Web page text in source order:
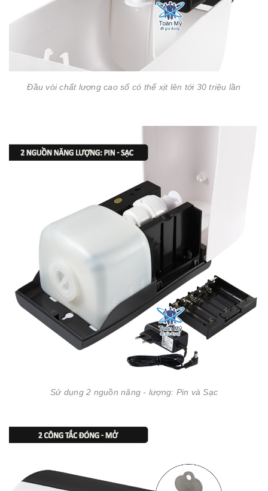
Đầu vòi chất lượng cao số có thể xịt lên tới 30 triệu lần
Sử dụng 2 nguồn năng - lượng: Pin và Sạc